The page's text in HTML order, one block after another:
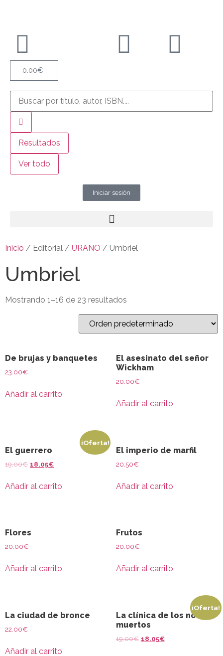
0.00€
Resultados
Ver todo
Iniciar sesión
Inicio / Editorial / URANO / Umbriel
Umbriel
Mostrando 1–16 de 23 resultados
De brujas y banquetes
23.00€
Añadir al carrito
El asesinato del señor
Wickham
20.00€
Añadir al carrito
¡Oferta!
El guerrero
19.00€ 18.05€
Añadir al carrito
El imperio de marfil
20.50€
Añadir al carrito
Flores
20.00€
Añadir al carrito
Frutos
20.00€
Añadir al carrito
La ciudad de bronce
22.00€
Añadir al carrito
¡Oferta!
La clínica de los no
muertos
19.00€ 18.05€